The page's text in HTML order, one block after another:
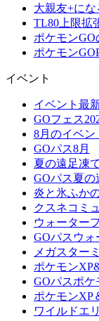
大親友+に
TL80上限拡
ポケモンGO
ポケモン
イベント
イベント最
GOフェス
8月のイベ
GOパス8月
夏の遠足凍
GOパス夏の
炎と氷ふか
クスネコミ
ウォーター
GOパスウォ
メガスター
ポケモン
GOパスポケ
ポケモンXP
ワイルドエ